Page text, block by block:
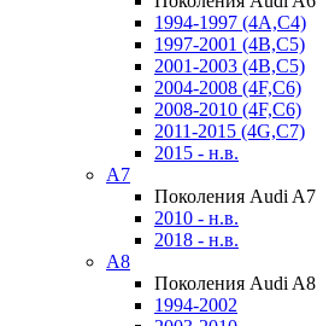
1994-1997 (4A,C4)
1997-2001 (4B,C5)
2001-2003 (4B,C5)
2004-2008 (4F,C6)
2008-2010 (4F,C6)
2011-2015 (4G,C7)
2015 - н.в.
A7
Поколения Audi A7
2010 - н.в.
2018 - н.в.
A8
Поколения Audi A8
1994-2002